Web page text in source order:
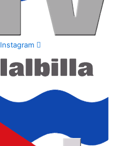
Instagram